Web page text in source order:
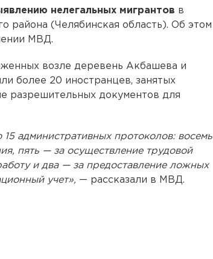
нелегальных мигрантов в
района (Челябинская область). Об этом
МВД.
возле деревень Акбашева и
более 20 иностранцев, занятых
разрешительных документов для
15 административных протоколов: восемь
пять — за осуществление трудовой
и два — за предоставление ложных
учет», — рассказали в МВД.